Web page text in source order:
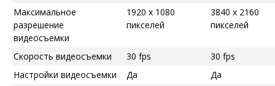
Максимальное
разрешение
видеосъемки
1920 x 1080
пикселей
3840 x 2160
пикселей
Скорость видеосъемки 30 fps
30 fps
Настройки видеосъемки
Да
Да